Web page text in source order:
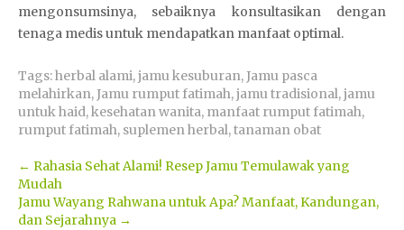
mengonsumsinya, sebaiknya konsultasikan dengan
tenaga medis untuk mendapatkan manfaat optimal.
Tags:herbal alami,jamu kesuburan,Jamu pasca
melahirkan,Jamu rumput fatimah,jamu tradisional,jamu
untuk haid,kesehatan wanita, manfaat rumput fatimah,
rumput fatimah, suplemen herbal,tanaman obat
Post
navigation
← Rahasia Sehat Alami! Resep Jamu Temulawak yang
Mudah
Jamu Wayang Rahwana untuk Apa? Manfaat, Kandungan,
dan Sejarahnya →